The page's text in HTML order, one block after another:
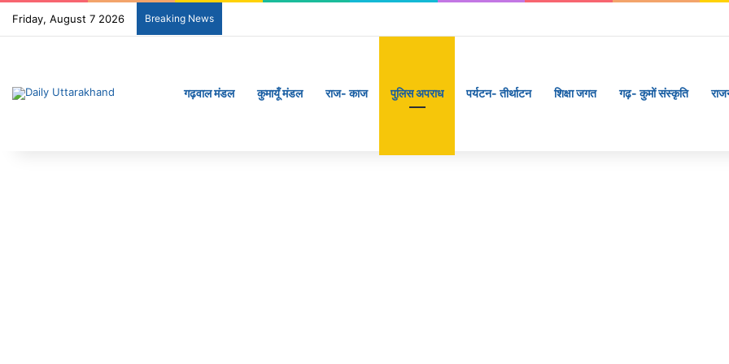
Friday, August 7 2026 Breaking News
गढ़वाल मंडल कुमायूँ मंडल राज- काज पुलिस अपराध पर्यटन- तीर्थाटन शिक्षा जगत गढ़- कुमों संस्कृति